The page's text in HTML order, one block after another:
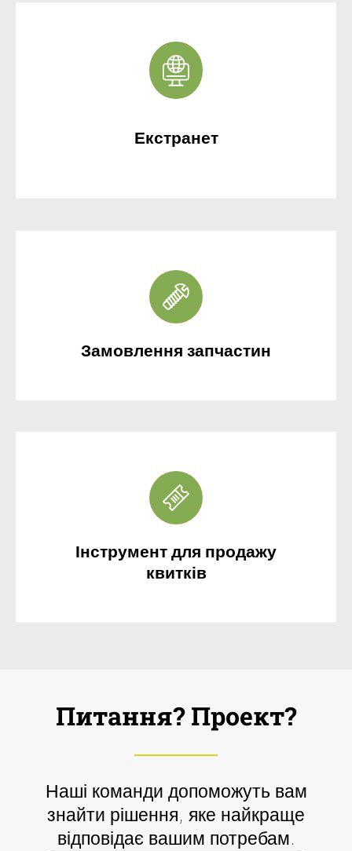
Екстранет
Замовлення запчастин
Інструмент для продажу
квитків
Питання? Проект?
Наші команди допоможуть вам
знайти рішення, яке найкраще
відповідає вашим потребам.